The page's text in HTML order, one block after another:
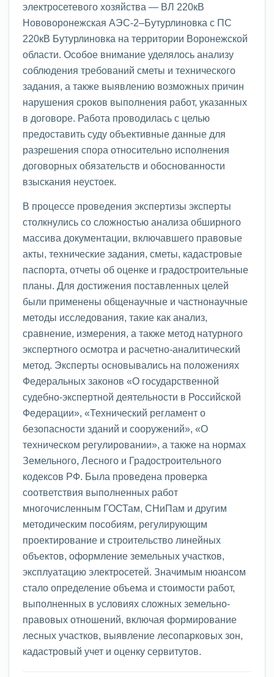
электросетевого хозяйства — ВЛ 220кВ
Нововоронежская АЭС-2–Бутурлиновка с ПС
220кВ Бутурлиновка на территории Воронежской
области. Особое внимание уделялось анализу
соблюдения требований сметы и технического
задания, а также выявлению возможных причин
нарушения сроков выполнения работ, указанных
в договоре. Работа проводилась с целью
предоставить суду объективные данные для
разрешения спора относительно исполнения
договорных обязательств и обоснованности
взыскания неустоек.
В процессе проведения экспертизы эксперты
столкнулись со сложностью анализа обширного
массива документации, включавшего правовые
акты, технические задания, сметы, кадастровые
паспорта, отчеты об оценке и градостроительные
планы. Для достижения поставленных целей
были применены общенаучные и частнонаучные
методы исследования, такие как анализ,
сравнение, измерения, а также метод натурного
экспертного осмотра и расчетно-аналитический
метод. Эксперты основывались на положениях
Федеральных законов «О государственной
судебно-экспертной деятельности в Российской
Федерации», «Технический регламент о
безопасности зданий и сооружений», «О
техническом регулировании», а также на нормах
Земельного, Лесного и Градостроительного
кодексов РФ. Была проведена проверка
соответствия выполненных работ
многочисленным ГОСТам, СНиПам и другим
методическим пособиям, регулирующим
проектирование и строительство линейных
объектов, оформление земельных участков,
эксплуатацию электросетей. Значимым нюансом
стало определение объема и стоимости работ,
выполненных в условиях сложных земельно-
правовых отношений, включая формирование
лесных участков, выявление лесопарковых зон,
кадастровый учет и оценку сервитутов.